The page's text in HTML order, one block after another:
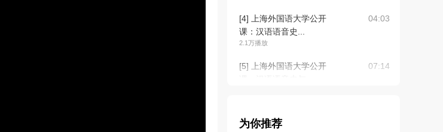
[4] 上海外国语大学公开
课：汉语语音史...
2.1万播放
04:03
[5] 上海外国语大学公开
07:14
课：音韵学的内容...
为你推荐